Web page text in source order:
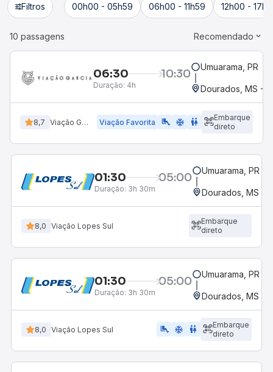
Filtros 00h00 - 05h59 06h00 - 11h59 12h00 -
10 passagens Recomendado
06:30 10:30
Duração: 4h
Umuarama, PR
Dourados, MS -
8,7 Viação Garcia Viação Favorita airline_seat_legroom_extra ac_unit WC
Embarque
direto
01:30 05:00
Duração: 3h 30m
Umuarama, PR
Dourados, MS -
8,0 Viação Lopes Sul
Embarque
direto
01:30 05:00
Duração: 3h 30m
Umuarama, PR
Dourados, MS -
8,0 Viação Lopes Sul airline_seat_legroom_extra ac_unit wc
Embarque
direto